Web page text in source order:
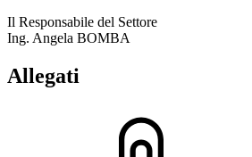
Il Responsabile del Settore
Ing. Angela BOMBA
Allegati